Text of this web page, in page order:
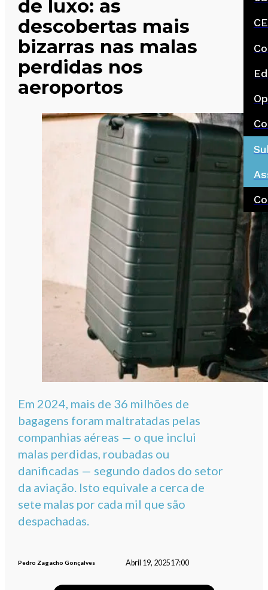
de luxo: as
descobertas mais
bizarras nas malas
perdidas nos
aeroportos
Em 2024, mais de 36 milhões de
bagagens foram maltratadas pelas
companhias aéreas — o que inclui
malas perdidas, roubadas ou
danificadas — segundo dados do setor
da aviação. Isto equivale a cerca de
sete malas por cada mil que são
despachadas.
Pedro Zagacho Gonçalves Abril 19, 202517:00